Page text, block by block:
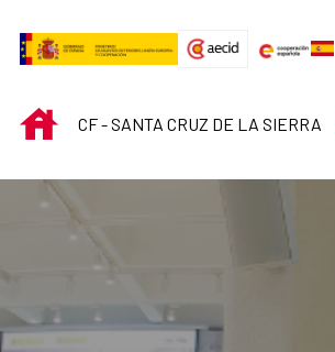
INICIOCF - SANTA CRUZ DE LA SIERRA
Centro de